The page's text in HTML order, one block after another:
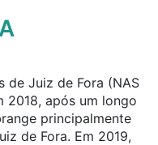
de Juiz de Fora (NAS
2018, após um longo
principalmente
de Fora. Em 2019,